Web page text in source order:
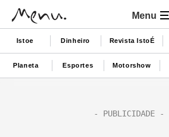
Menu
Istoe Dinheiro Revista IstoÉ
Planeta Esportes Motorshow